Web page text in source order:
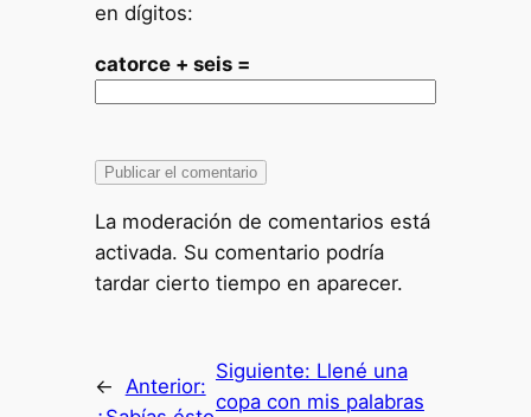
en dígitos:
catorce + seis =
La moderación de comentarios está
activada. Su comentario podría
tardar cierto tiempo en aparecer.
←
Anterior:
Siguiente: Llené una
copa con mis palabras